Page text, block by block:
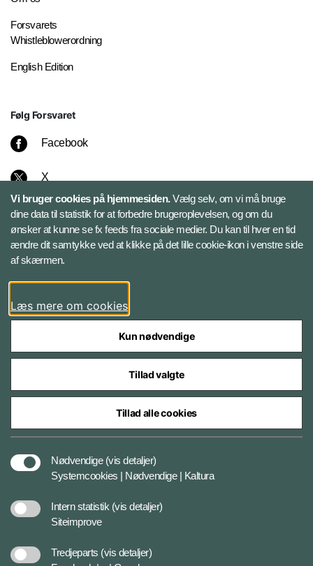
Forsvarets
Whistleblowerordning
English Edition
Følg Forsvaret
Facebook
X
Instagram
Bluesky
LinkedIn
Styrelser og myndigheder under Forsvarsministeriet
Vi bruger cookies på hjemmesiden.Vælg selv, om vi må bruge
dine data til statistik for at forbedre brugeroplevelsen, og om du
ønsker at kunne se fx feeds fra sociale medier. Du kan til hver en tid
ændre dit samtykke ved at klikke på det lille cookie-ikon i venstre side
af skærmen.
Læs mere om cookies
Kun nødvendige
Tillad valgte
Tillad alle cookies
Nødvendige (vis detaljer)
Systemcookies | Nødvendige | Kaltura
Intern statistik (vis detaljer)
Siteimprove
Tredjeparts (vis detaljer)